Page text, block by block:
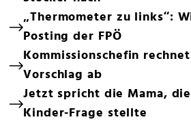
„Thermometer zu links“:
Posting der FPÖ
Kommissionschefin
Vorschlag ab
Jetzt spricht die Mama,
Kinder-Frage stellte